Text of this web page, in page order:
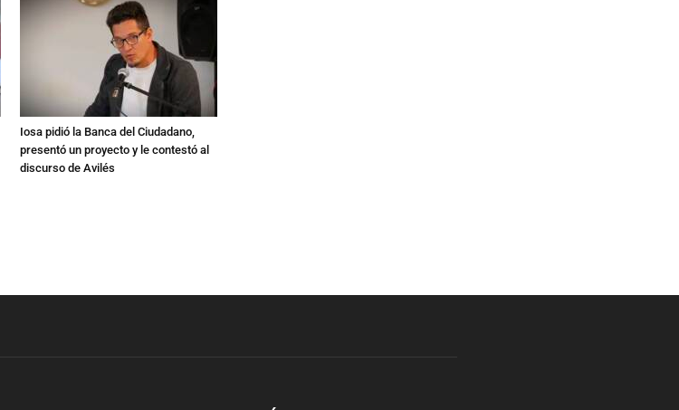
Iosa pidió la Banca del Ciudadano,
presentó un proyecto y le contestó al
discurso de Avilés